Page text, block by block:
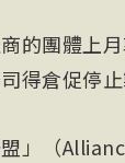
的團體上
得倉促停
」（